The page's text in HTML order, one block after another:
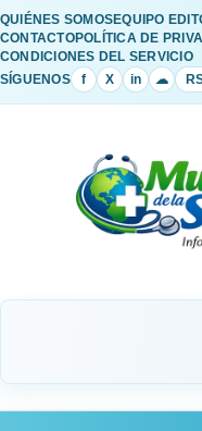
QUIÉNES SOMOSEQUIPO
CONTACTOPOLÍTICA DE
CONDICIONES DEL SERVICIO
SÍGUENOS
f X in ☁